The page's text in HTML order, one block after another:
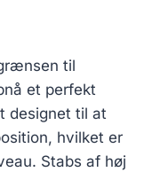
til
et perfekt
designet til at
hvilket er
Stabs af høj